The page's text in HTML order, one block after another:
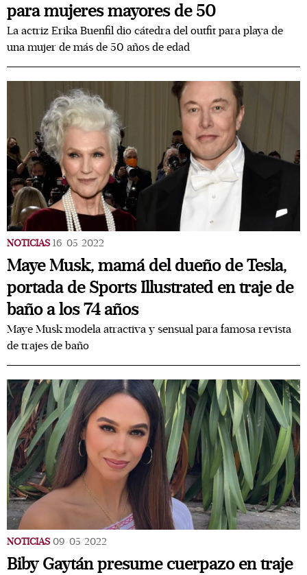
para mujeres mayores de 50
La actriz Erika Buenfil dio cátedra del outfit para playa de
una mujer de más de 50 años de edad
NOTICIAS 16/05/2022
Maye Musk, mamá del dueño de Tesla,
portada de Sports Illustrated en traje de
baño a los 74 años
Maye Musk modela atractiva y sensual para famosa revista
de trajes de baño
NOTICIAS 09/05/2022
Biby Gaytán presume cuerpazo en traje